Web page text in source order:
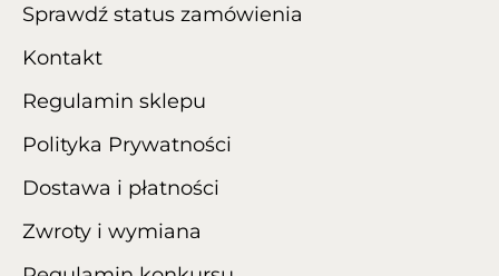
Sprawdź status zamówienia
Kontakt
Regulamin sklepu
Polityka Prywatności
Dostawa i płatności
Zwroty i wymiana